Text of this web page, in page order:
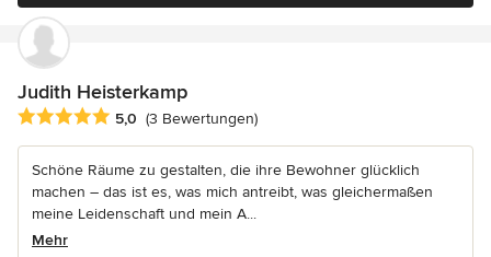
Judith Heisterkamp
Durchschnittliche Bewertung: 5 von 5 Sternen
5,0 (3 Bewertungen)
Schöne Räume zu gestalten, die ihre Bewohner glücklich
machen – das ist es, was mich antreibt, was gleichermaßen
meine Leidenschaft und mein A...
Mehr